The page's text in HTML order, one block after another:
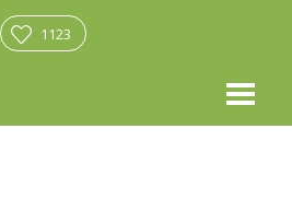
1123